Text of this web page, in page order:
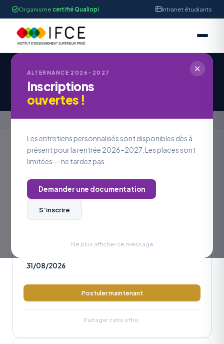
Organisme certifié Qualiopi Intranet étudiants
✕
ALTERNANCE 2026–2027
Inscriptions
ouvertes !
Les entretiens personnalisés sont disponibles dès à
présent pour la rentrée 2026–2027. Les places sont
limitées — ne tardez pas.
Demander une documentation
S’inscrire
Ne plus afficher ce message
IFCE STRASBOURG
Offre d'Emploi #OE2026-1169
Accueil › Offres en alternance › Offre d'Emploi #OE2026-1169
Retour aux offres
LOCALISATION
Bas-Rhin
31/08/2026
Postuler maintenant
Partager cette offre :